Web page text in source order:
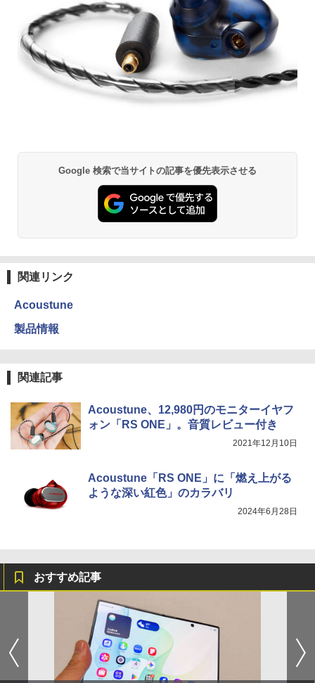
Google 検索で当サイトの記事を優先表示させる
関連リンク
Acoustune
製品情報
関連記事
Acoustune、12,980円のモニターイヤフ
ォン「RS ONE」。音質レビュー付き
2021年12月10日
Acoustune「RS ONE」に「燃え上がる
ような深い紅色」のカラバリ
2024年6月28日
おすすめ記事